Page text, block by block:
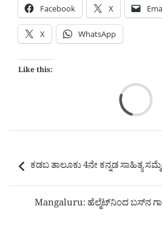
Facebook X
X WhatsApp
Like this:
Post
navigation
ಕಡಬ ತಾಲೂಕು 4ನೇ ಕನ್ನಡ ಸಾಹಿತ್ಯ
Mangaluru: ಹೆಲ್ಮೆಟ್‌ನಿಂದ ಬಸ್‌ನ